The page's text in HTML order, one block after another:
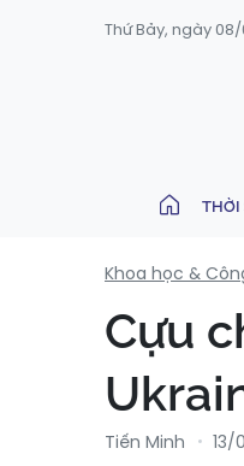
Thứ Bảy, ngày
THỜI
Khoa học &
Cựu
Tiến Minh 13/